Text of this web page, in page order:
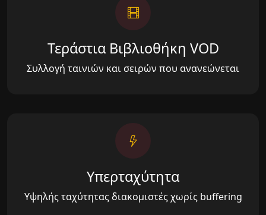
Τεράστια Βιβλιοθήκη VOD
Συλλογή ταινιών και σειρών που ανανεώνεται
Υπερταχύτητα
Υψηλής ταχύτητας διακομιστές χωρίς buffering